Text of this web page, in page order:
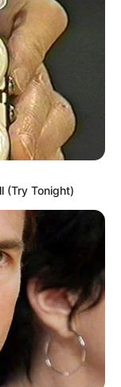
(Try Tonight)